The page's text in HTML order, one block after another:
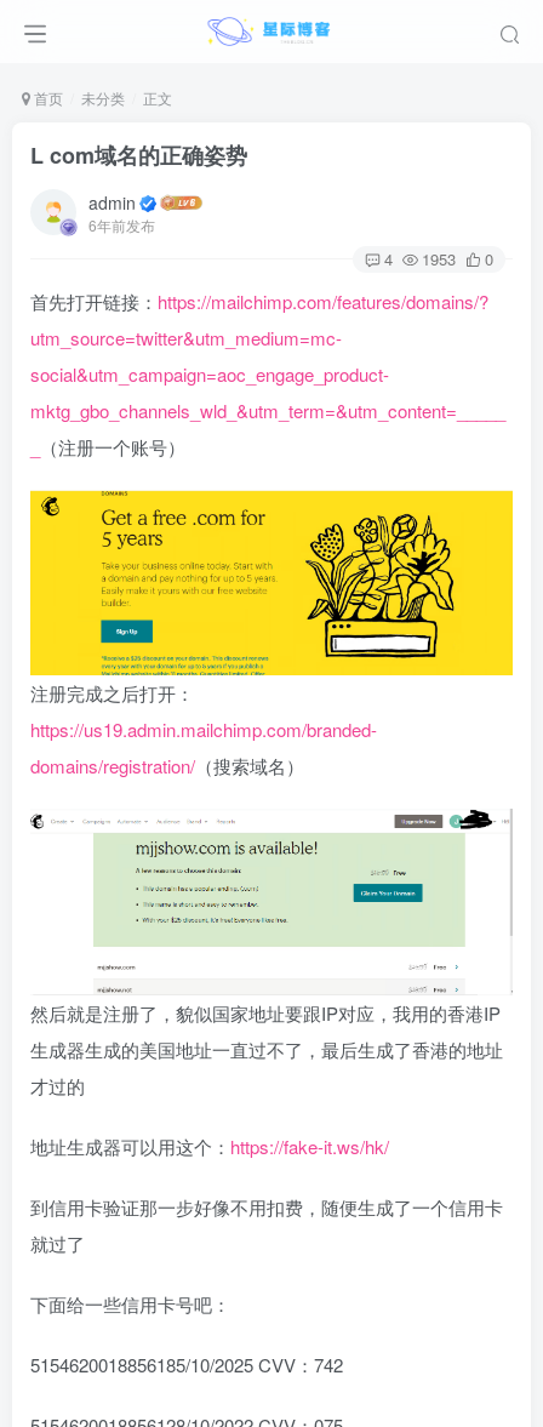
首页 未分类 正文
L com域名的正确姿势
admin
6年前发布
4 1953 0
首先打开链接： https://mailchimp.com/features/domains/?
utm_source=twitter&utm_medium=mc-
social&utm_campaign=aoc_engage_product-
mktg_gbo_channels_wld_&utm_term=&utm_content=_____
（注册一个账号）
注册完成之后打开：
https://us19.admin.mailchimp.com/branded-
domains/registration/ （搜索域名）
然后就是注册了，貌似国家地址要跟IP对应，我用的香港IP
生成器生成的美国地址一直过不了，最后生成了香港的地址
才过的
地址生成器可以用这个： https://fake-it.ws/hk/
到信用卡验证那一步好像不用扣费，随便生成了一个信用卡
就过了
下面给一些信用卡号吧：
5154620018856185/10/2025 CVV：742